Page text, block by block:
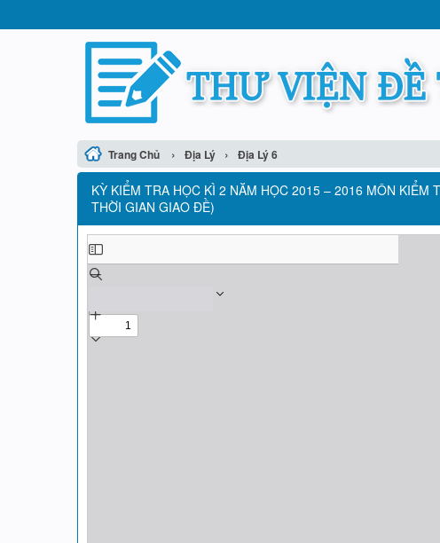
Trang Chủ › Địa Lý › Địa Lý 6
KỲ KIỂM TRA HỌC KÌ 2 NĂM HỌC 2015 – 2016 MÔN
THỜI GIAN GIAO ĐỀ)